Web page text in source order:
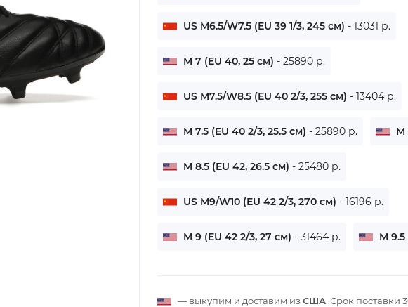
US M6.5/W7.5 (EU 39 1/3, 245 см) - 13031 р.
M 7 (EU 40, 25 см) - 25890 р.
US M7.5/W8.5 (EU 40 2/3, 255 см) - 13404 р.
M 7.5 (EU 40 2/3, 25.5 см) - 25890 р. M
M 8.5 (EU 42, 26.5 см) - 25480 р.
US M9/W10 (EU 42 2/3, 270 см) - 16196 р.
M 9 (EU 42 2/3, 27 см) - 31464 р. M 9.5
— выкупим и доставим из США . Срок поставки